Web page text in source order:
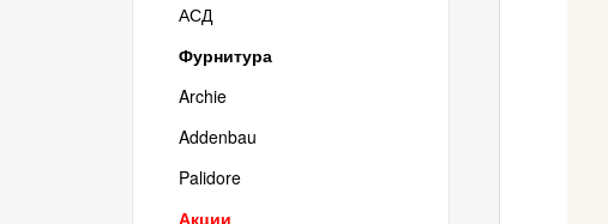
АСД
Фурнитура
Archie
Addenbau
Palidore
Акции